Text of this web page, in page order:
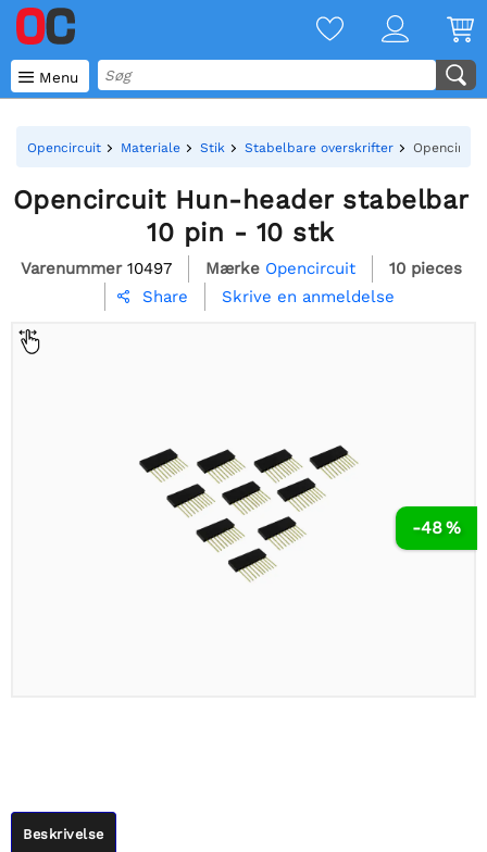
 Menu
Opencircuit Materiale Stik Stabelbare overskrifter
Opencircuit Hun-header stabelbar
10 pin - 10 stk
Varenummer 10497 Mærke Opencircuit 10 pieces
 Share Skrive en anmeldelse
-48 %
Beskrivelse